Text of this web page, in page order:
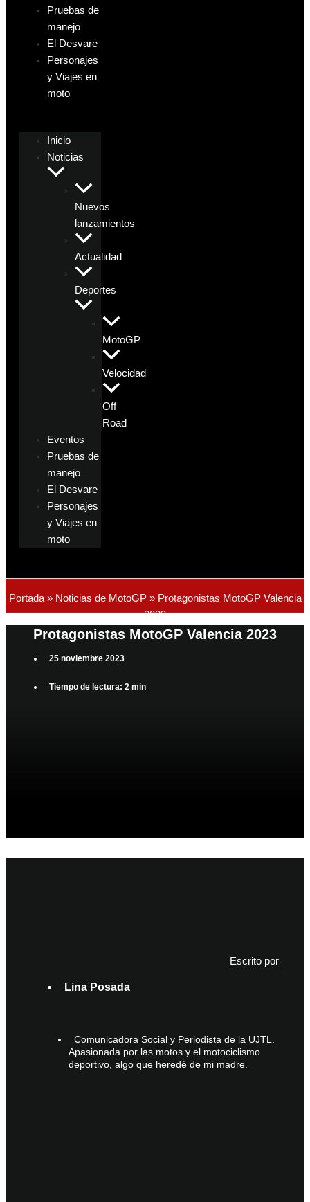
Pruebas de
manejo
El Desvare
Personajes
y Viajes en
moto
Inicio
Noticias
Nuevos
lanzamientos
Actualidad
Deportes
MotoGP
Velocidad
Off
Road
Eventos
Pruebas de
manejo
El Desvare
Personajes
y Viajes en
moto
Portada» Noticias de MotoGP» Protagonistas MotoGP Valencia
2023
Protagonistas MotoGP Valencia 2023
25 noviembre 2023
Tiempo de lectura: 2 min
Escrito por
Lina Posada
Comunicadora Social y Periodista de la UJTL.
Apasionada por las motos y el motociclismo
deportivo, algo que heredé de mi madre.